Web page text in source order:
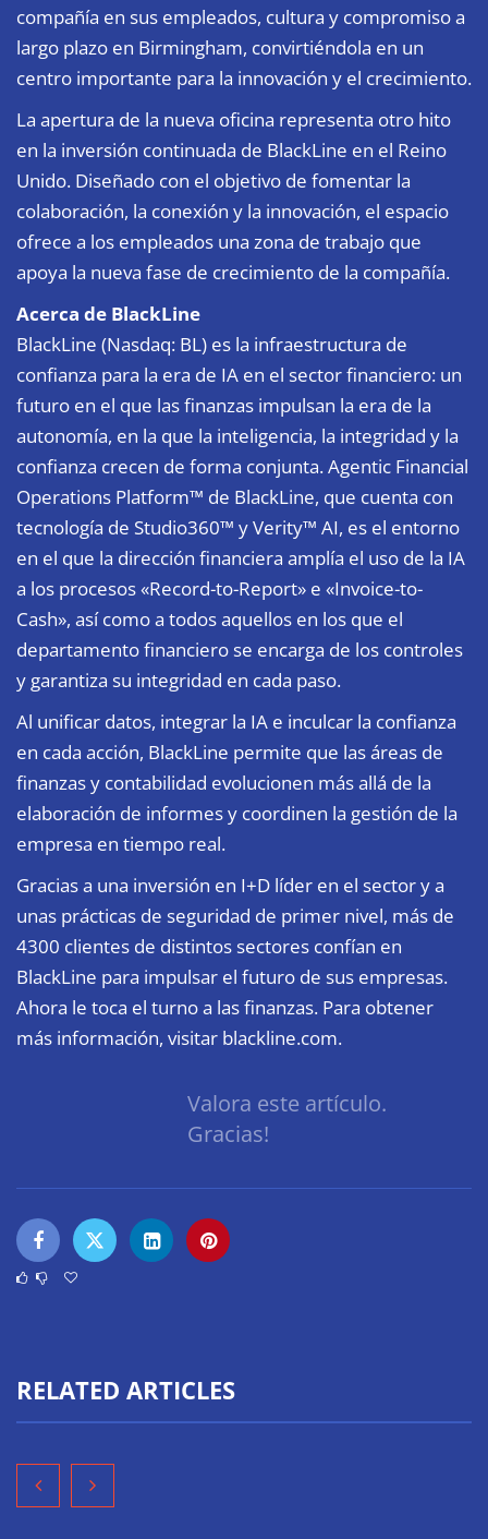
compañía en sus empleados, cultura y compromiso a
largo plazo en Birmingham, convirtiéndola en un
centro importante para la innovación y el crecimiento.
La apertura de la nueva oficina representa otro hito
en la inversión continuada de BlackLine en el Reino
Unido. Diseñado con el objetivo de fomentar la
colaboración, la conexión y la innovación, el espacio
ofrece a los empleados una zona de trabajo que
apoya la nueva fase de crecimiento de la compañía.
Acerca de BlackLine
BlackLine (Nasdaq: BL) es la infraestructura de
confianza para la era de IA en el sector financiero: un
futuro en el que las finanzas impulsan la era de la
autonomía, en la que la inteligencia, la integridad y la
confianza crecen de forma conjunta. Agentic Financial
Operations Platform™ de BlackLine, que cuenta con
tecnología de Studio360™ y Verity™ AI, es el entorno
en el que la dirección financiera amplía el uso de la IA
a los procesos «Record-to-Report» e «Invoice-to-
Cash», así como a todos aquellos en los que el
departamento financiero se encarga de los controles
y garantiza su integridad en cada paso.
Al unificar datos, integrar la IA e inculcar la confianza
en cada acción, BlackLine permite que las áreas de
finanzas y contabilidad evolucionen más allá de la
elaboración de informes y coordinen la gestión de la
empresa en tiempo real.
Gracias a una inversión en I+D líder en el sector y a
unas prácticas de seguridad de primer nivel, más de
4300 clientes de distintos sectores confían en
BlackLine para impulsar el futuro de sus empresas.
Ahora le toca el turno a las finanzas. Para obtener
más información, visitar blackline.com.
Valora este artículo.
Gracias!
RELATED ARTICLES